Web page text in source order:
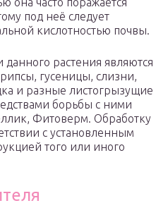
под неё следует
кислотностью почвы.
растения являются
гусеницы, слизни,
и разные листогрызущие
борьбы с ними
Фитоверм. Обработку
с установленным
того или иного